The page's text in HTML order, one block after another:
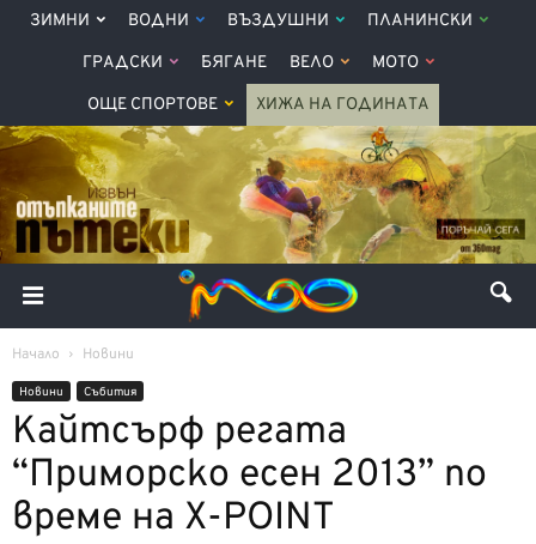
ЗИМНИ ВОДНИ ВЪЗДУШНИ ПЛАНИНСКИ
ГРАДСКИ БЯГАНЕ ВЕЛО МОТО
ОЩЕ СПОРТОВЕ ХИЖА НА ГОДИНАТА
Начало Новини
Новини Събития
Кайтсърф регата
“Приморско есен 2013” по
време на X-POINT